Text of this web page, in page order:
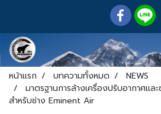
หน้าแรก บทความทั้งหมด
NEWS
มาตรฐานการล้างเครื่องปรับอากาศแล
สำหรับช่าง Eminent Air